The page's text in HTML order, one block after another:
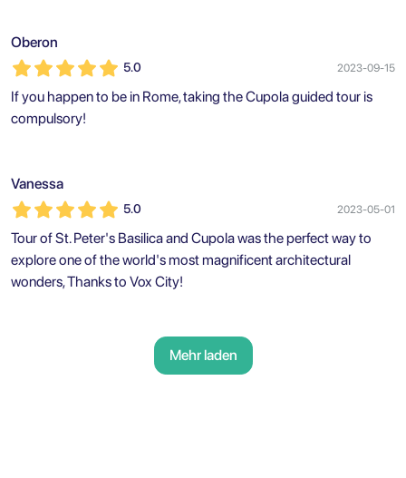
Oberon
5.0 2023-09-15
If you happen to be in Rome, taking the Cupola guided tour is
compulsory!
Vanessa
5.0 2023-05-01
Tour of St. Peter's Basilica and Cupola was the perfect way to
explore one of the world's most magnificent architectural
wonders, Thanks to Vox City!
Mehr laden